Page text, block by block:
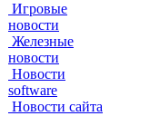
Игровые
новости
Железные
новости
Новости
software
Новости сайта